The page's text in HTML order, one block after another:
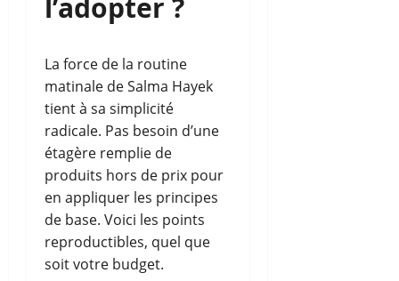
l’adopter ?
La force de la routine
matinale de Salma Hayek
tient à sa simplicité
radicale. Pas besoin d’une
étagère remplie de
produits hors de prix pour
en appliquer les principes
de base. Voici les points
reproductibles, quel que
soit votre budget.